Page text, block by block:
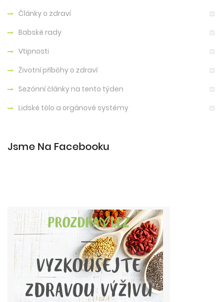
Články o zdraví
Babské rady
Vtipnosti
Životní příběhy o zdraví
Sezónní články na tento týden
Lidské tělo a orgánové systémy
Jsme Na Facebooku